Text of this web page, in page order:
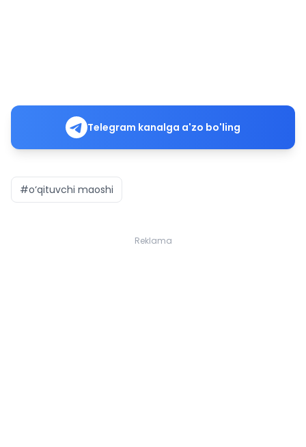
Telegram kanalga a'zo bo'ling
#o‘qituvchi maoshi
Reklama